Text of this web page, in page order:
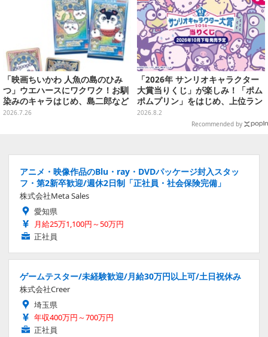
「映画ちいかわ 人魚の島のひみ
つ」ウエハースにワクワク！お馴
染みのキャラはじめ、島二郎など
セイレーン編カード全22種
2026.7.26
「2026年 サンリオキャラクター
大賞当りくじ」が楽しみ！「ポム
ポムプリン」をはじめ、上位ラン
クインが登場するスペシャル企画
2026.8.2
Recommended by
アニメ・映像作品のBlu・ray・DVDパッケージ封入スタッ
フ・第2新卒歓迎/週休2日制「正社員・社会保険完備」
株式会社Meta Sales
愛知県
月給25万1,100円～50万円
正社員
ゲームテスター/未経験歓迎/月給30万円以上可/土日祝休み
株式会社Creer
埼玉県
年収400万円～700万円
正社員